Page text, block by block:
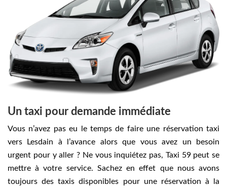
Un taxi pour demande immédiate
Vous n’avez pas eu le temps de faire une réservation taxi
vers Lesdain à l’avance alors que vous avez un besoin
urgent pour y aller ? Ne vous inquiétez pas, Taxi 59 peut se
mettre à votre service. Sachez en effet que nous avons
toujours des taxis disponibles pour une réservation à la